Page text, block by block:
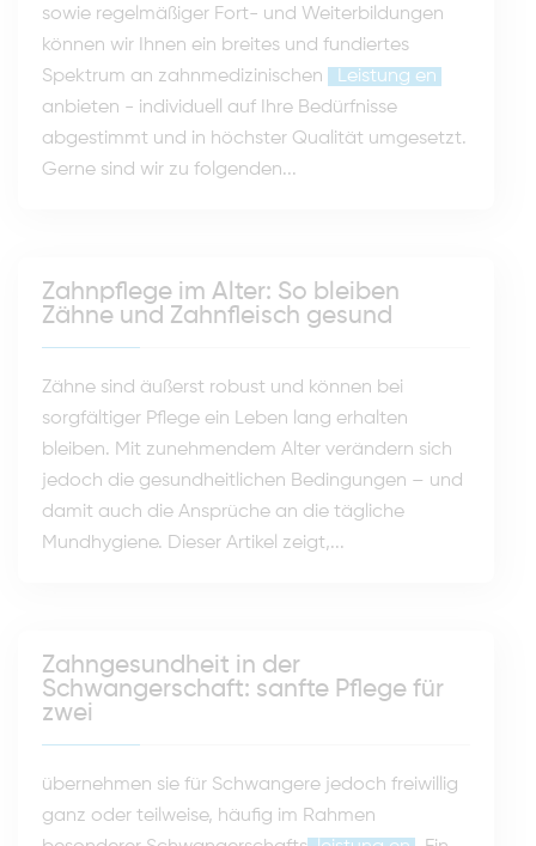
sowie regelmäßiger Fort- und Weiterbildungen
können wir Ihnen ein breites und fundiertes
Spektrum an zahnmedizinischen
Leistung en
anbieten - individuell auf Ihre Bedürfnisse
abgestimmt und in höchster Qualität umgesetzt.
Gerne sind wir zu folgenden...
Zahnpflege im Alter: So bleiben
Zähne und Zahnfleisch gesund
Zähne sind äußerst robust und können bei
sorgfältiger Pflege ein Leben lang erhalten
bleiben. Mit zunehmendem Alter verändern sich
jedoch die gesundheitlichen Bedingungen – und
damit auch die Ansprüche an die tägliche
Mundhygiene. Dieser Artikel zeigt,...
Zahngesundheit in der
Schwangerschaft: sanfte Pflege für
zwei
übernehmen sie für Schwangere jedoch freiwillig
ganz oder teilweise, häufig im Rahmen